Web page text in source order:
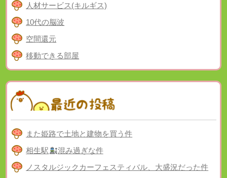
人材サービス(キルギス)
10代の脳波
空間還元
移動できる部屋
また姫路で土地と建物を買う件
相生駅
混み過ぎな件
ノスタルジックカーフェスティバル、大盛況だった件